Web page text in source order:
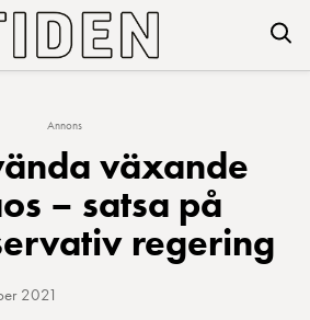
Annons
växande
– satsa på
regering
2021